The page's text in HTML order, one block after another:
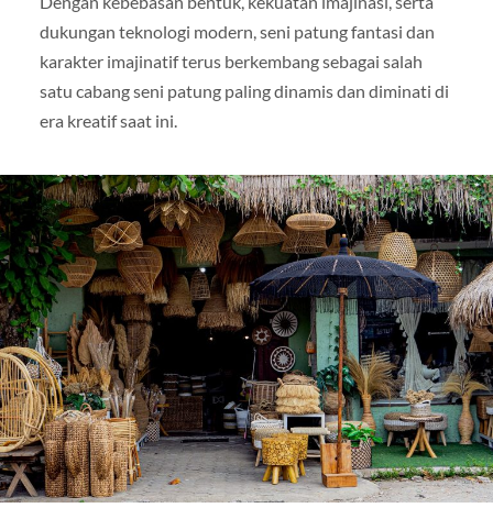
dukungan teknologi modern, seni patung fantasi dan
karakter imajinatif terus berkembang sebagai salah
satu cabang seni patung paling dinamis dan diminati di
era kreatif saat ini.